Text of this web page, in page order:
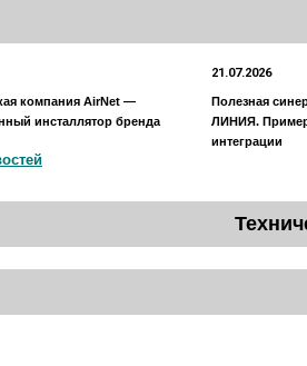
компания AirNet —
инсталлятор бренда
21.07.2026
Полезная
ЛИНИЯ.
интеграции